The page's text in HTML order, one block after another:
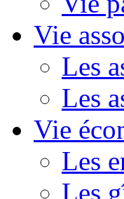
Vie
Les
Les
Vie
Les
Les